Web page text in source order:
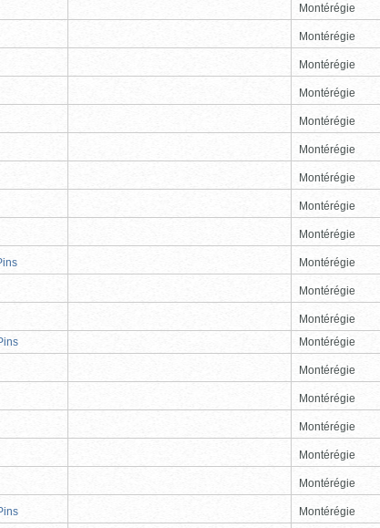
Montérégie
Montérégie
Montérégie
Montérégie
Montérégie
Montérégie
Montérégie
Montérégie
Montérégie
Montérégie
Montérégie
Montérégie
Montérégie
Montérégie
Montérégie
Montérégie
Montérégie
Montérégie
Montérégie